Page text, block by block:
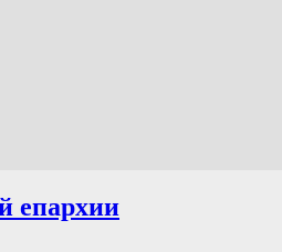
епархии